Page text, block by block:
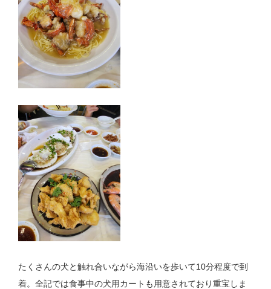
たくさんの犬と触れ合いながら海沿いを歩いて10分程度で到
着。全記では食事中の犬用カートも用意されており重宝しま